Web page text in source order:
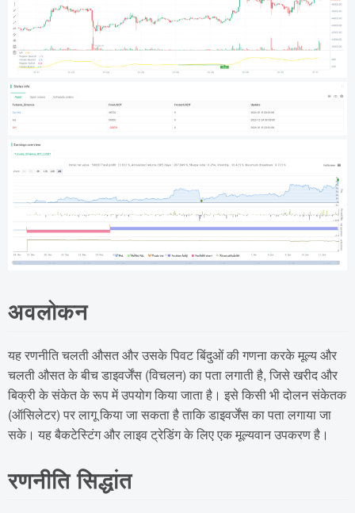
अवलोकन
यह रणनीति चलती औसत और उसके पिवट बिंदुओं की गणना करके मूल्य और
चलती औसत के बीच डाइवर्जेंस (विचलन) का पता लगाती है, जिसे खरीद और
बिक्री के संकेत के रूप में उपयोग किया जाता है। इसे किसी भी दोलन संकेतक
(ऑसिलेटर) पर लागू किया जा सकता है ताकि डाइवर्जेंस का पता लगाया जा
सके। यह बैकटेस्टिंग और लाइव ट्रेडिंग के लिए एक मूल्यवान उपकरण है।
रणनीति सिद्धांत